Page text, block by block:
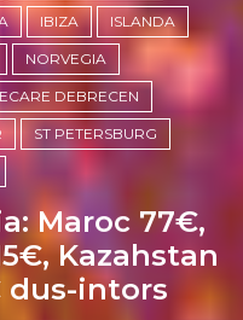
IBIZA ISLANDA
NORVEGIA
DEBRECEN
ST PETERSBURG
Maroc 77€,
Kazahstan
dus-intors